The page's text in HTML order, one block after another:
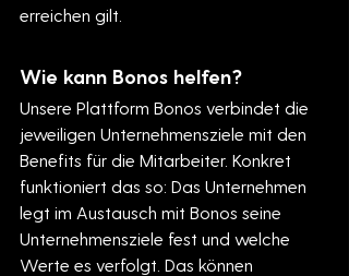
erreichen gilt.
Wie kann Bonos helfen?
Unsere Plattform Bonos verbindet die
jeweiligen Unternehmensziele mit den
Benefits für die Mitarbeiter. Konkret
funktioniert das so: Das Unternehmen
legt im Austausch mit Bonos seine
Unternehmensziele fest und welche
Werte es verfolgt. Das können